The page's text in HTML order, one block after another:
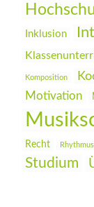
Inklusion
Komposition
Motivation
Recht Rhythmus
Studium